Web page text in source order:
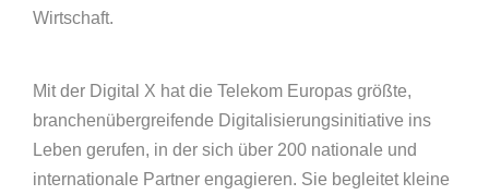
Wirtschaft.
Mit der Digital X hat die Telekom Europas größte,
branchenübergreifende Digitalisierungsinitiative ins
Leben gerufen, in der sich über 200 nationale und
internationale Partner engagieren. Sie begleitet kleine